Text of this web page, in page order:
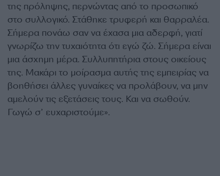
της πρόληψης, περνώντας από το προσωπικό
στο συλλογικό. Στάθηκε τρυφερή και θαρραλέα.
Σήμερα πονάω σαν να έχασα μια αδερφή, γιατί
γνωρίζω την τυχαιότητα ότι εγώ ζώ. Σήμερα είναι
μια άσχημη μέρα. Συλλυπητήρια στους οικείους
της. Μακάρι το μοίρασμα αυτής της εμπειρίας να
βοηθήσει άλλες γυναίκες να προλάβουν, να μην
αμελούν τις εξετάσεις τους. Και να σωθούν.
Γωγώ σ’ ευχαριστούμε».